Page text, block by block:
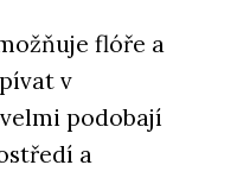
flóře a
v
podobají
a